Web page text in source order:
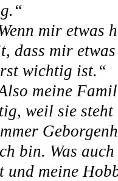
mir etwas
dass mir
wichtig ist.“
meine
weil sie
bin. Was
und meine